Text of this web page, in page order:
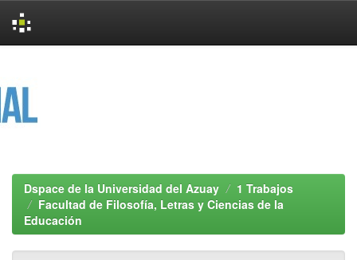
Dspace de la Universidad del Azuay
1 Trabajos
Facultad de Filosofía, Letras y Ciencias de la
Educación